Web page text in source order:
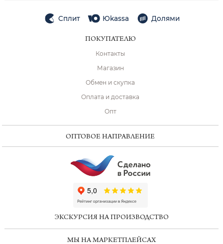
Сплит Юkassa Долями
ПОКУПАТЕЛЮ
Контакты
Магазин
Обмен и скупка
Оплата и доставка
Опт
ОПТОВОЕ НАПРАВЛЕНИЕ
ЭКСКУРСИЯ НА ПРОИЗВОДСТВО
МЫ НА МАРКЕТПЛЕЙСАХ